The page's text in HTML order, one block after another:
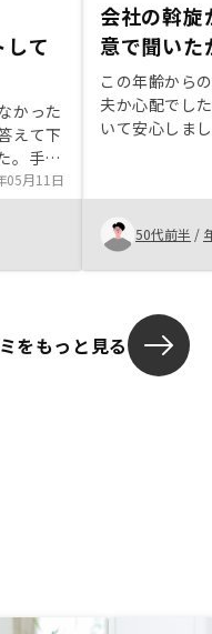
して
かった
えて下
。手続
スムー
素人の
フの
て
に物事
05月11日
会社の斡旋
意で聞いた
この年齢から
夫か心配でし
いて安心しま
は、担当者が
契約できてよ
50代前半 /
をもっと見る